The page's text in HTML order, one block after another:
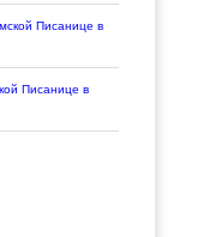
Писанице в
Писанице в